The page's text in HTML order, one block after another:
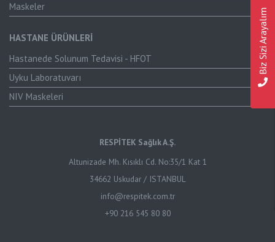
Maskeler
HASTANE ÜRÜNLERİ
Hastanede Solunum Tedavisi - HFOT
Uyku Laboratuvarı
NIV Maskeleri
RESPİTEK Sağlık A.Ş.
Altunizade Mh. Kısıklı Cd. No:35/1 Kat 1
34662 Uskudar / ISTANBUL
info@respitek.com.tr
+90 216 545 80 80
Biz Sizi Arayalım